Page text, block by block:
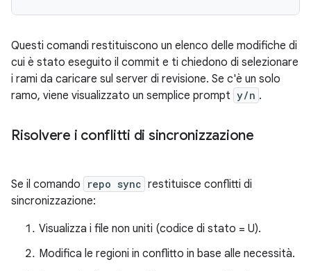
Questi comandi restituiscono un elenco delle modifiche di
cui è stato eseguito il commit e ti chiedono di selezionare
i rami da caricare sul server di revisione. Se c'è un solo
ramo, viene visualizzato un semplice prompt y/n .
Risolvere i conflitti di sincronizzazione
Se il comando repo sync restituisce conflitti di
sincronizzazione:
Visualizza i file non uniti (codice di stato = U).
Modifica le regioni in conflitto in base alle necessità.